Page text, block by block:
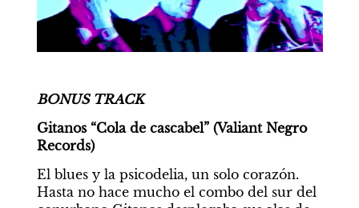
BONUS TRACK
Gitanos “Cola de cascabel” (Valiant Negro
Records)
El blues y la psicodelia, un solo corazón.
Hasta no hace mucho el combo del sur del